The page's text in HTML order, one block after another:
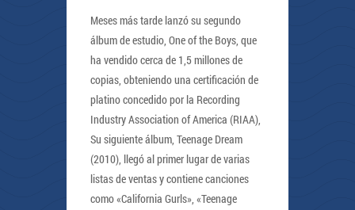
Meses más tarde lanzó su segundo
álbum de estudio, One of the Boys, que
ha vendido cerca de 1,5 millones de
copias, obteniendo una certificación de
platino concedido por la Recording
Industry Association of America (RIAA),
Su siguiente álbum, Teenage Dream
(2010), llegó al primer lugar de varias
listas de ventas y contiene canciones
como «California Gurls», «Teenage